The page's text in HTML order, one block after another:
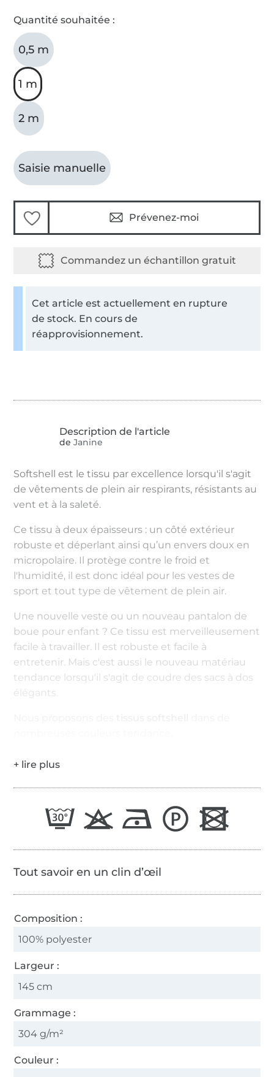
Quantité souhaitée :
0,5 m
1 m
2 m
Saisie manuelle
Prévenez-moi
Cet article est actuellement en rupture
de stock. En cours de
réapprovisionnement.
de Janine
Softshell est le tissu par excellence lorsqu'il s'agit
de vêtements de plein air respirants, résistants au
vent et à la saleté.
Ce tissu à deux épaisseurs : un côté extérieur
robuste et déperlant ainsi qu’un envers doux en
micropolaire. Il protège contre le froid et
l'humidité, il est donc idéal pour les vestes de
sport et tout type de vêtement de plein air.
Une nouvelle veste ou un nouveau pantalon de
boue pour enfant ? Ce tissu est merveilleusement
facile à travailler. Il est robuste et facile à
entretenir. Mais c'est aussi le nouveau matériau
tendance lorsqu'il s'agit de coudre des sacs à dos
élégants.
Tout savoir en un clin d’œil
Composition :
100% polyester
Largeur :
145 cm
Grammage :
304 g/m²
Couleur :